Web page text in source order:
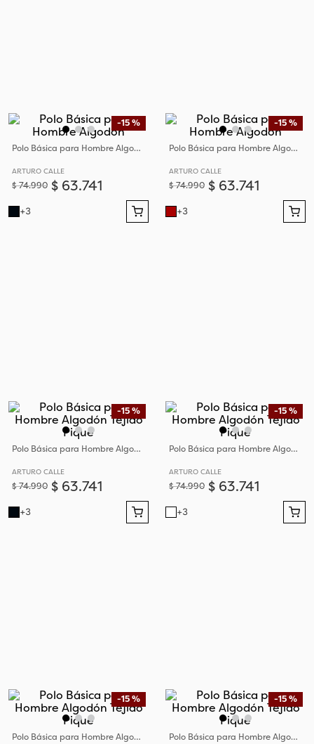
-15 %
Polo Básica para Hombre Algodón
ARTURO CALLE
$74.990 $ 63.741
+3
-15 %
Polo Básica para Hombre Algodón
ARTURO CALLE
$74.990 $ 63.741
+3
-15 %
Polo Básica para Hombre Algodón Tejido Piqué
ARTURO CALLE
$74.990 $ 63.741
+3
-15 %
Polo Básica para Hombre Algodón Tejido Piqué
ARTURO CALLE
$74.990 $ 63.741
+3
-15 %
Polo Básica para Hombre Algodón Tejido Piqué
-15 %
Polo Básica para Hombre Algodón Tejido Piqué